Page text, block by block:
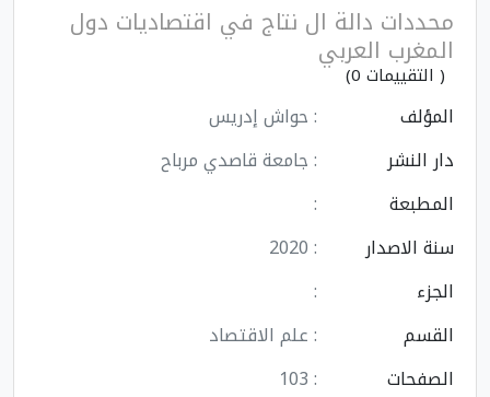
محددات دالة ال نتاج في اقتصاديات دول
المغرب العربي
( التقييمات 0)
المؤلف
: حواش إدريس
دار النشر
: جامعة قاصدي مرباح
المطبعة
:
سنة الاصدار
: 2020
الجزء
:
القسم
: علم الاقتصاد
الصفحات
: 103